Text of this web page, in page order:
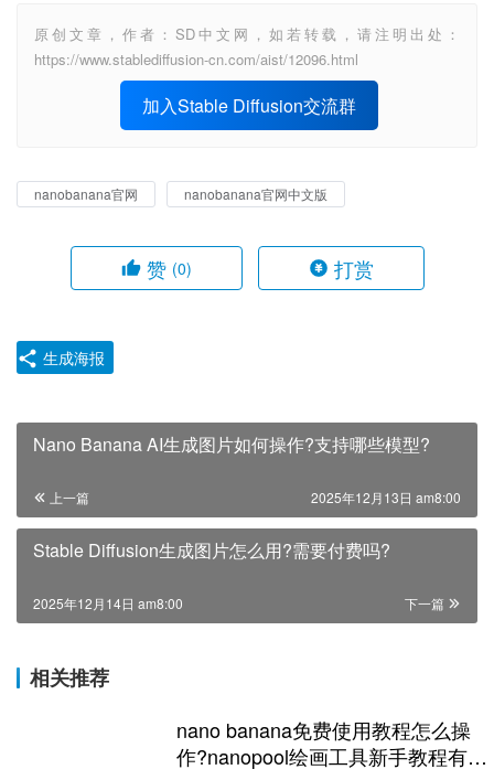
原创文章，作者：SD中文网，如若转载，请注明出处：
https://www.stablediffusion-cn.com/aist/12096.html
加入Stable Diffusion交流群
nanobanana官网 nanobanana官网中文版
赞 (0) 打赏
生成海报
Nano Banana AI生成图片如何操作?支持哪些模型?
上一篇 2025年12月13日 am8:00
Stable Diffusion生成图片怎么用?需要付费吗?
下一篇
2025年12月14日 am8:00
相关推荐
nano banana免费使用教程怎么操
作?nanopool绘画工具新手教程有哪